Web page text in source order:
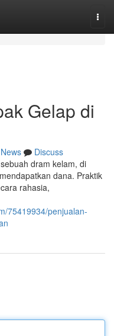
Gelap di
News
Discuss
dram kelam, di
dana. Praktik
rahasia,
75419934/penjualan-